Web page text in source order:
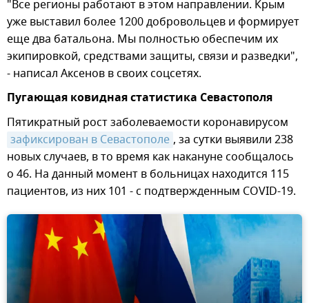
"Все регионы работают в этом направлении. Крым
уже выставил более 1200 добровольцев и формирует
еще два батальона. Мы полностью обеспечим их
экипировкой, средствами защиты, связи и разведки",
- написал Аксенов в своих соцсетях.
Пугающая ковидная статистика Севастополя
Пятикратный рост заболеваемости коронавирусом
зафиксирован в Севастополе , за сутки выявили 238
новых случаев, в то время как накануне сообщалось
о 46. На данный момент в больницах находится 115
пациентов, из них 101 - с подтвержденным COVID-19.